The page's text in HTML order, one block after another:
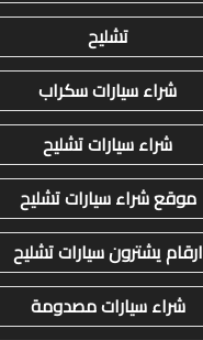
تشليح
شراء سيارات سكراب
شراء سيارات تشليح
موقع شراء سيارات تشليح
ارقام يشترون سيارات تشليح
شراء سيارات مصدومة